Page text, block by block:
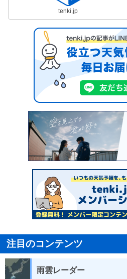
tenki.jp
注目のコンテンツ
雨雲レーダー